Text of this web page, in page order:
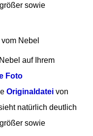
sowie
auf Ihrem
Foto
Originaldatei von
natürlich deutlich
sowie